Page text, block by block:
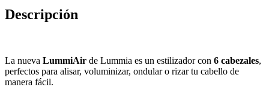
Descripción
La nueva LummiAir de Lummia es un estilizador con 6 cabezales,
perfectos para alisar, voluminizar, ondular o rizar tu cabello de
manera fácil.